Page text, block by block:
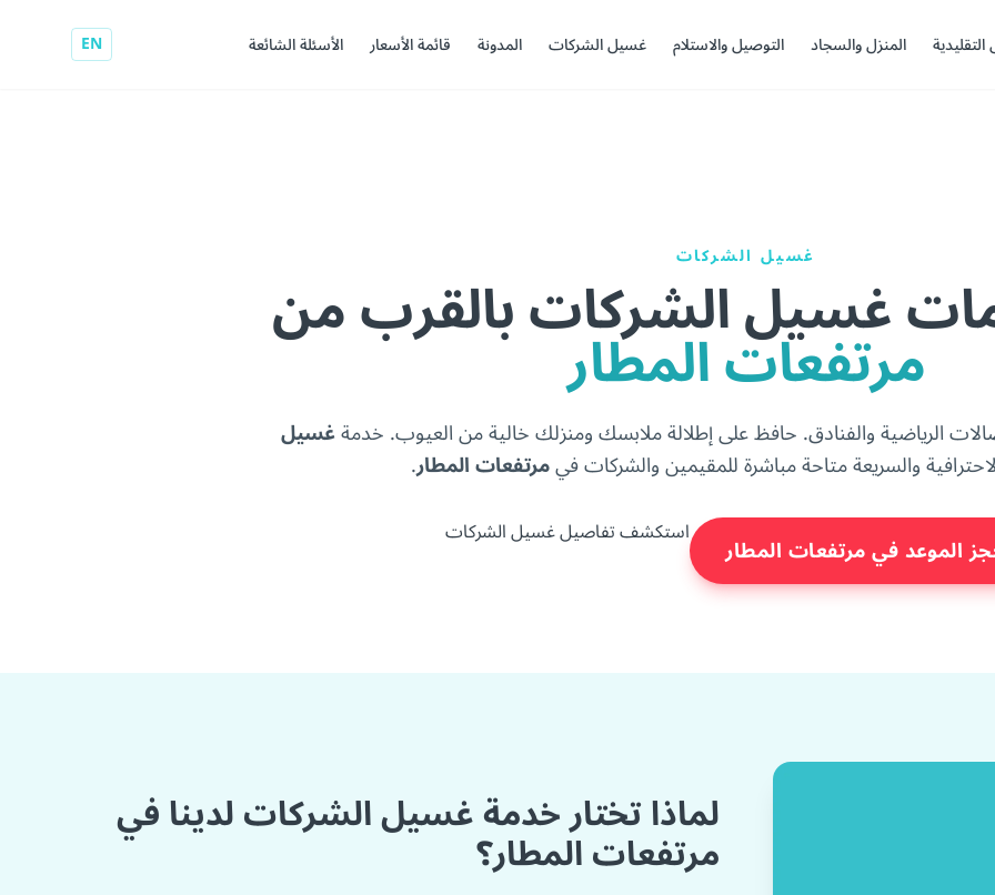
المنزل والسجاد التوصيل والاستلام غسيل الشركات المدونة قائمة الأسعار الأسئلة الشائعة EN
غسيل الشركات
غسيل الشركات بالقرب من
مرتفعات المطار
الرياضية والفنادق. حافظ على إطلالة ملابسك ومنزلك خالية من العيوب. خدمةغسيل
والسريعة متاحة مباشرة للمقيمين والشركات فيمرتفعات المطار.
الموعد في مرتفعات المطار استكشف تفاصيل غسيل الشركات
لماذا تختار خدمة غسيل الشركات لدينا في
مرتفعات المطار؟